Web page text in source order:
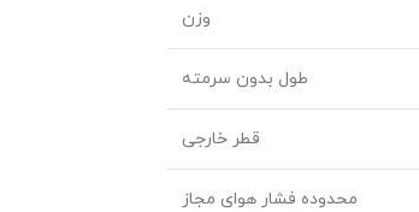
وزن
طول بدون سرمته
قطر خارجی
محدوده فشار هوای مجاز